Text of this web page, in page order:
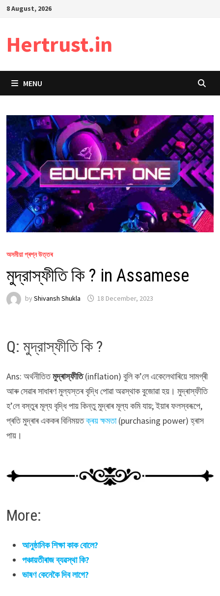
Skip8 August, 2026
Hertrust.in
MENU
অসমীয়া প্ৰশ্ন উত্তৰ
মুদ্রাস্ফীতি কি ? in Assamese
by Shivansh Shukla 18 December, 2023
Q: মুদ্রাস্ফীতি কি ?
Ans: অৰ্থনীতিতমুদ্ৰাস্ফীতি(inflation) বুলি ক’লে একেলেথাৰিয়ে সামগ্ৰী
আৰু সেৱাৰ সাধাৰণ মুল্যস্তৰ বৃদ্ধি পোৱা অৱস্থাক বুজোৱা হয়। মুদ্ৰাস্ফীতি
হ’লে বস্তুৰ মূল্য বৃদ্ধি পায় কিন্তু মুদ্ৰাৰ মূল্য কমি যায়; ইয়াৰ ফলস্বৰূপে,
প্ৰতি মুদ্ৰাৰ এককৰ বিনিময়তক্ৰয় ক্ষমতা(purchasing power) হ্ৰাস
পায়।
More:
আনুষ্ঠানিক শিক্ষা কাক বোলে?
পঞ্চায়তীৰাজ ব্যৱস্থা কি?
ভাষণ কেনেকৈ দিব লাগে?